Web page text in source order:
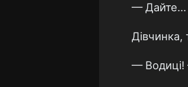
— Дайте...
Дівчинка,
— Водиці!